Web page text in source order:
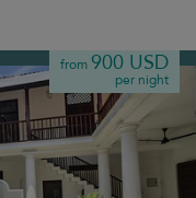
from 900 USD
per night